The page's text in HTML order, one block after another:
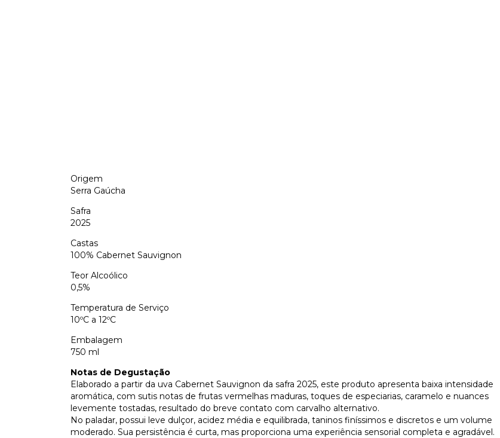
Origem
Serra Gaúcha
Safra
2025
Castas
100% Cabernet Sauvignon
Teor Alcoólico
0,5%
Temperatura de Serviço
10ºC a 12ºC
Embalagem
750 ml
Notas de Degustação
Elaborado a partir da uva Cabernet Sauvignon da safra 2025, este produto apresenta baixa intensidade
aromática, com sutis notas de frutas vermelhas maduras, toques de especiarias, caramelo e nuances
levemente tostadas, resultado do breve contato com carvalho alternativo.
No paladar, possui leve dulçor, acidez média e equilibrada, taninos finíssimos e discretos e um volume
moderado. Sua persistência é curta, mas proporciona uma experiência sensorial completa e agradável.